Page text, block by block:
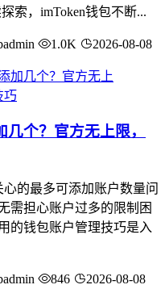
索，imToken钱包不断...
1.0K 2026-08-08
个？官方无上限，
的最多可添加账户数量问
需担心账户过多的限制困
的钱包账户管理技巧是入
846 2026-08-08